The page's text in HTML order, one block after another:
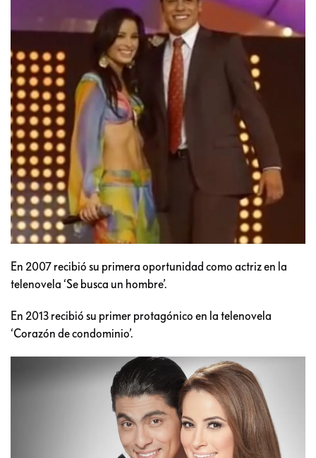
En 2007 recibió su primera oportunidad como actriz en la
telenovela ‘Se busca un hombre’.
En 2013 recibió su primer protagónico en la telenovela
‘Corazón de condominio’.